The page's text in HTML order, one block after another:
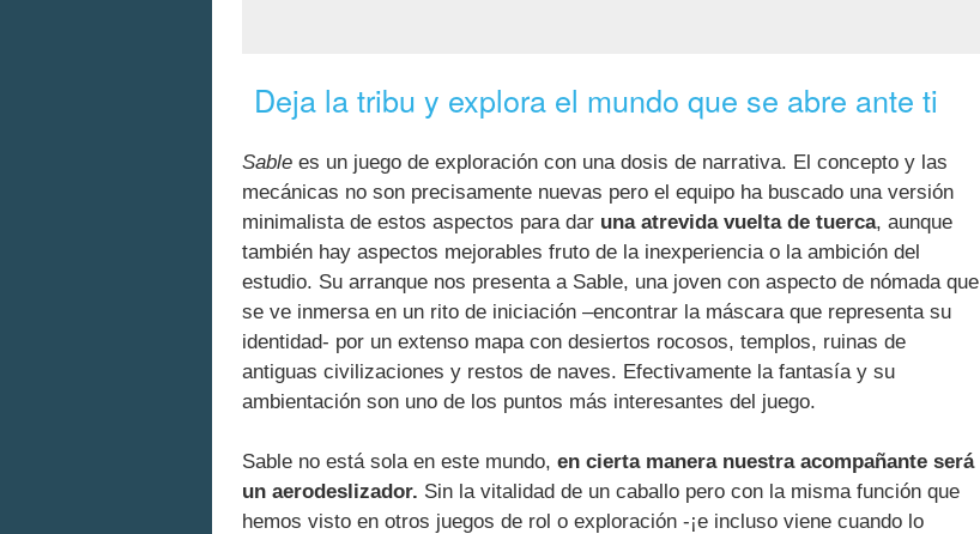
Deja la tribu y explora el mundo que se abre ante ti
Sable es un juego de exploración con una dosis de narrativa. El concepto y las
mecánicas no son precisamente nuevas pero el equipo ha buscado una versión
minimalista de estos aspectos para dar una atrevida vuelta de tuerca, aunque
también hay aspectos mejorables fruto de la inexperiencia o la ambición del
estudio. Su arranque nos presenta a Sable, una joven con aspecto de nómada que
se ve inmersa en un rito de iniciación –encontrar la máscara que representa su
identidad- por un extenso mapa con desiertos rocosos, templos, ruinas de
antiguas civilizaciones y restos de naves. Efectivamente la fantasía y su
ambientación son uno de los puntos más interesantes del juego.
Sable no está sola en este mundo, en cierta manera nuestra acompañante será
un aerodeslizador. Sin la vitalidad de un caballo pero con la misma función que
hemos visto en otros juegos de rol o exploración -¡e incluso viene cuando lo